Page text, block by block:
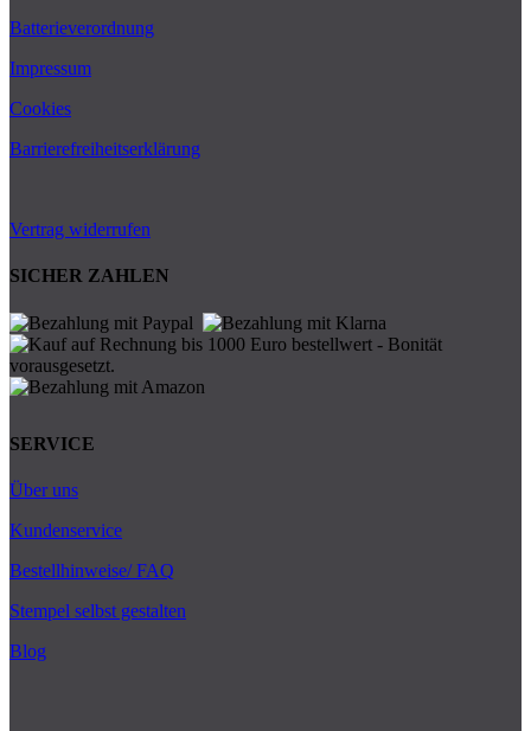
Batterieverordnung
Impressum
Cookies
Barrierefreiheitserklärung
Vertrag widerrufen
SICHER ZAHLEN
SERVICE
Über uns
Kundenservice
Bestellhinweise/ FAQ
Stempel selbst gestalten
Blog